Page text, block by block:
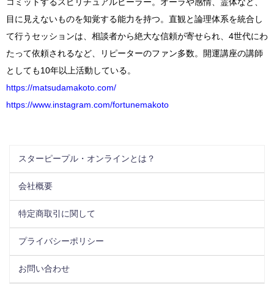
コミットするスピリチュアルヒーラー。オーラや感情、霊体など、
目に見えないものを知覚する能力を持つ。直観と論理体系を統合し
て行うセッションは、相談者から絶大な信頼が寄せられ、4世代にわ
たって依頼されるなど、リピーターのファン多数。開運講座の講師
としても10年以上活動している。
https://matsudamakoto.com/
https://www.instagram.com/fortunemakoto
スターピープル・オンラインとは？
会社概要
特定商取引に関して
プライバシーポリシー
お問い合わせ